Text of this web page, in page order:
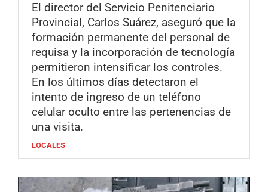
El director del Servicio Penitenciario
Provincial, Carlos Suárez, aseguró que la
formación permanente del personal de
requisa y la incorporación de tecnología
permitieron intensificar los controles.
En los últimos días detectaron el
intento de ingreso de un teléfono
celular oculto entre las pertenencias de
una visita.
LOCALES